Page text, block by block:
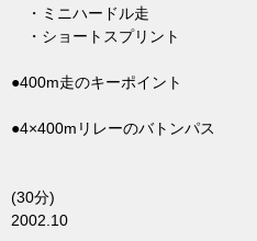
・ミニハードル走
・ショートスプリント
●400m走のキーポイント
●4×400mリレーのバトンパス
(30分)
2002.10